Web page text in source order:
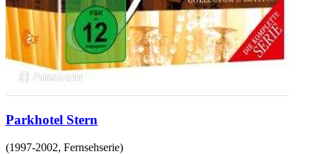
Parkhotel Stern
(1997-2002, Fernsehserie)